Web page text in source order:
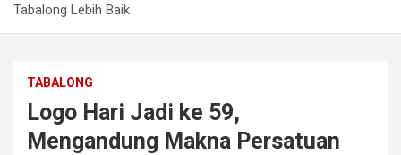
Tabalong Lebih Baik
TABALONG
Logo Hari Jadi ke 59,
Mengandung Makna Persatuan